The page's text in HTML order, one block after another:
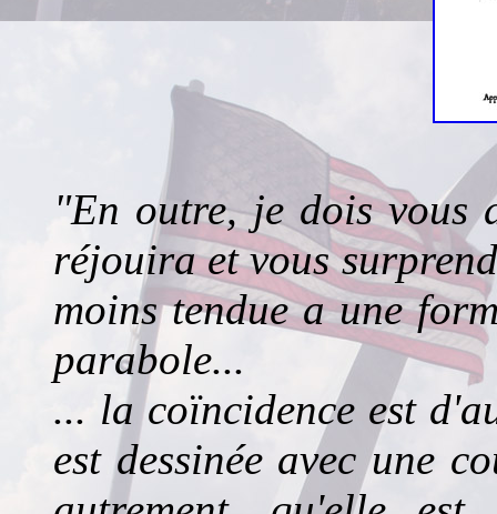
"En outre, je dois vous
réjouira et vous
moins tendue a une
parabole...
... la coïncidence est
est dessinée avec une